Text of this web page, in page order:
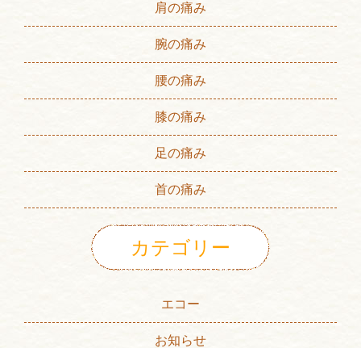
肩の痛み
腕の痛み
腰の痛み
膝の痛み
足の痛み
首の痛み
カテゴリー
エコー
お知らせ